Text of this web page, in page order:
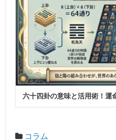
六十四卦の意味と活用術！運
コラム